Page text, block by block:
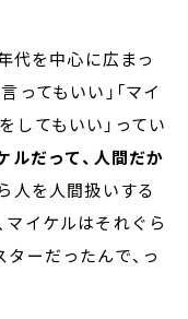
代を中心に広まっ
ってもいい」「マイ
してもいい」ってい
ルだって、人間だか
人を人間扱いする
マイケルはそれぐら
ーだったんで、っ